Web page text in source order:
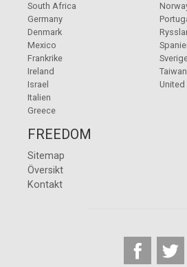
South Africa
Germany
Denmark
Mexico
Frankrike
Ireland
Israel
Italien
Greece
Taiwan
FREEDOM
Sitemap
Översikt
Kontakt